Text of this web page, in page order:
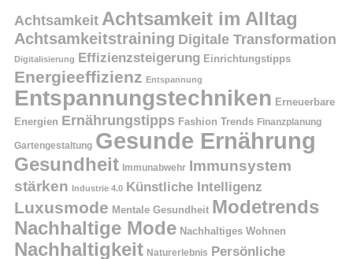
Achtsamkeit Achtsamkeit im Alltag
Achtsamkeitstraining Digitale Transformation
Digitalisierung Effizienzsteigerung Einrichtungstipps
Energieeffizienz Entspannung
Entspannungstechniken Erneuerbare
Energien Ernährungstipps Fashion Trends Finanzplanung
Gartengestaltung Gesunde Ernährung
Gesundheit Immunabwehr Immunsystem
stärken Industrie 4.0 Künstliche Intelligenz
Luxusmode Mentale Gesundheit Modetrends
Nachhaltige Mode Nachhaltiges Wohnen
Nachhaltigkeit Naturerlebnis Persönliche